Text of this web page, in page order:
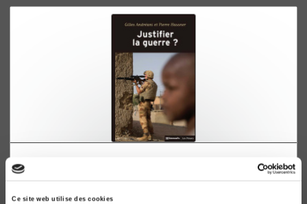
Ce site web utilise des cookies
Justifier la guerre ?
De l'humanitaire au contre-terrorisme (2e édition
actualisée et augmentée)